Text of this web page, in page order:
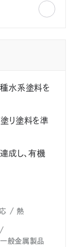
水系塗料を
り塗料を準
成し、有機
熱
般金属製品